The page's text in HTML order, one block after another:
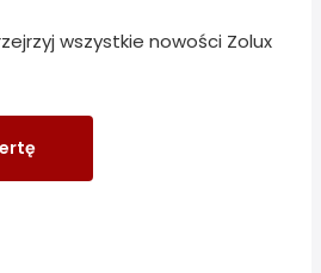
wszystkie nowości Zolux